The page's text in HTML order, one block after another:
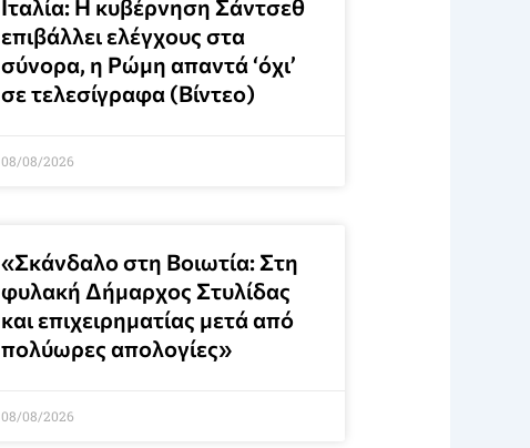
Ιταλία: Η κυβέρνηση Σάντσεθ
επιβάλλει ελέγχους στα
σύνορα, η Ρώμη απαντά ‘όχι’
σε τελεσίγραφα (Βίντεο)
08/08/2026
«Σκάνδαλο στη Βοιωτία: Στη
φυλακή Δήμαρχος Στυλίδας
και επιχειρηματίας μετά από
πολύωρες απολογίες»
08/08/2026